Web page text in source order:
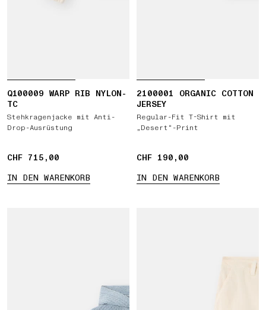
Q100009 WARP RIB NYLON-
TC
Stehkragenjacke mit Anti-
Drop-Ausrüstung
CHF 715,00
CHF 715,00
IN DEN WARENKORB
2100001 ORGANIC COTTON
JERSEY
Regular-Fit T-Shirt mit
„Desert“-Print
CHF 190,00
CHF 190,00
IN DEN WARENKORB